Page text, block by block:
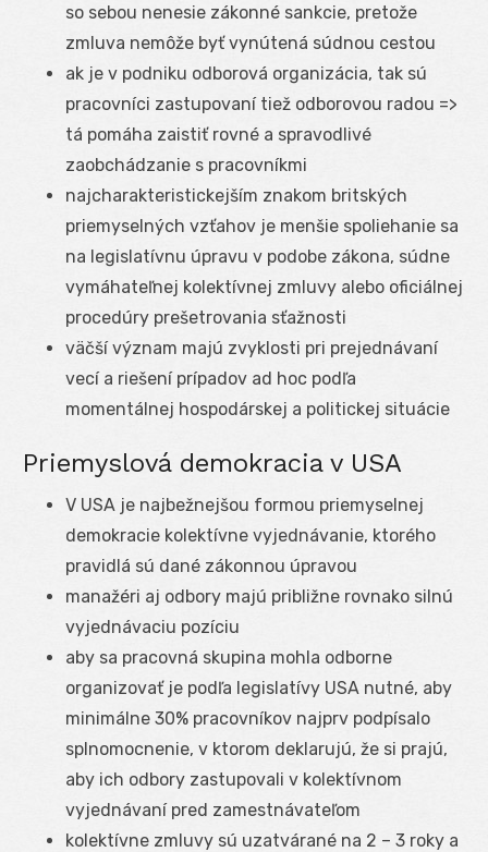
so sebou nenesie zákonné sankcie, pretože
zmluva nemôže byť vynútená súdnou cestou
ak je v podniku odborová organizácia, tak sú
pracovníci zastupovaní tiež odborovou radou =>
tá pomáha zaistiť rovné a spravodlivé
zaobchádzanie s pracovníkmi
najcharakteristickejším znakom britských
priemyselných vzťahov je menšie spoliehanie sa
na legislatívnu úpravu v podobe zákona, súdne
vymáhateľnej kolektívnej zmluvy alebo oficiálnej
procedúry prešetrovania sťažnosti
väčší význam majú zvyklosti pri prejednávaní
vecí a riešení prípadov ad hoc podľa
momentálnej hospodárskej a politickej situácie
Priemyslová demokracia v USA
V USA je najbežnejšou formou priemyselnej
demokracie kolektívne vyjednávanie, ktorého
pravidlá sú dané zákonnou úpravou
manažéri aj odbory majú približne rovnako silnú
vyjednávaciu pozíciu
aby sa pracovná skupina mohla odborne
organizovať je podľa legislatívy USA nutné, aby
minimálne 30% pracovníkov najprv podpísalo
splnomocnenie, v ktorom deklarujú, že si prajú,
aby ich odbory zastupovali v kolektívnom
vyjednávaní pred zamestnávateľom
kolektívne zmluvy sú uzatvárané na 2 – 3 roky a